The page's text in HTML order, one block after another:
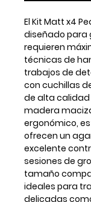
El Kit Matt x4
diseñado para
requieren
técnicas de
trabajos de
con cuchillas
de alta calidad
madera
ergonómico,
ofrecen un
excelente
sesiones de
tamaño
ideales para
delicadas